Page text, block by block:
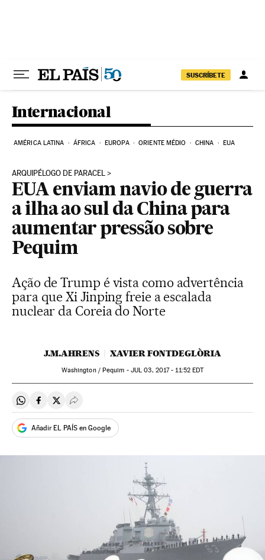
SUSCRÍBETE
Internacional
AMÉRICA LATINA ÁFRICA EUROPA ORIENTE MÉDIO CHINA EUA
ARQUIPÉLOGO DE PARACEL
EUA enviam navio de guerra
a ilha ao sul da China para
aumentar pressão sobre
Pequim
Ação de Trump é vista como advertência
para que Xi Jinping freie a escalada
nuclear da Coreia do Norte
J.M.AHRENS XAVIER FONTDEGLÒRIA
Washington / Pequim - JUL 03, 2017 - 11:52EDT
Compartir en Whatsapp
Compartir en Facebook
Compartir en Twitter
Desplegar Redes Sociales
Añadir EL PAÍS en Google